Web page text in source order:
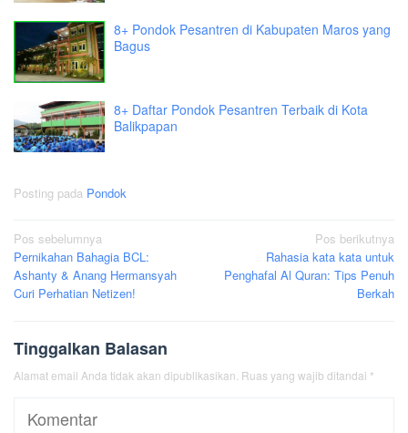
8+ Pondok Pesantren di Kabupaten Maros yang
Bagus
8+ Daftar Pondok Pesantren Terbaik di Kota
Balikpapan
Posting pada Pondok
Navigasi
pos
Pos sebelumnya
Pernikahan Bahagia BCL:
Ashanty & Anang Hermansyah
Curi Perhatian Netizen!
Pos berikutnya
Rahasia kata kata untuk
Penghafal Al Quran: Tips Penuh
Berkah
Tinggalkan Balasan
Alamat email Anda tidak akan dipublikasikan. Ruas yang wajib ditandai *